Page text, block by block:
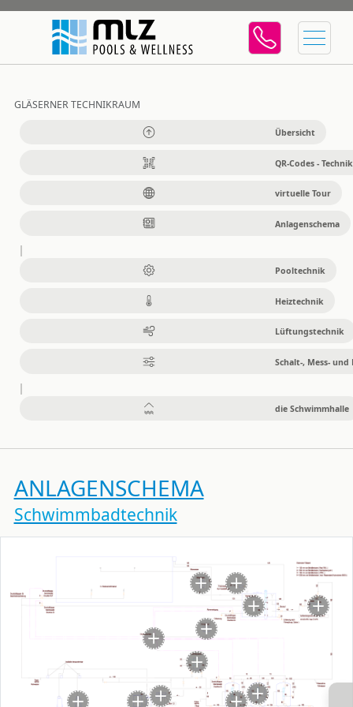
GLÄSERNER TECHNIKRAUM
Übersicht
QR-Codes -
virtuelle Tour
Anlagenschema
Pooltechnik
Heiztechnik
Lüftungstechnik
Schalt-, Mess-
die Schwimmhalle
ANLAGENSCHEMA
Schwimmbadtechnik